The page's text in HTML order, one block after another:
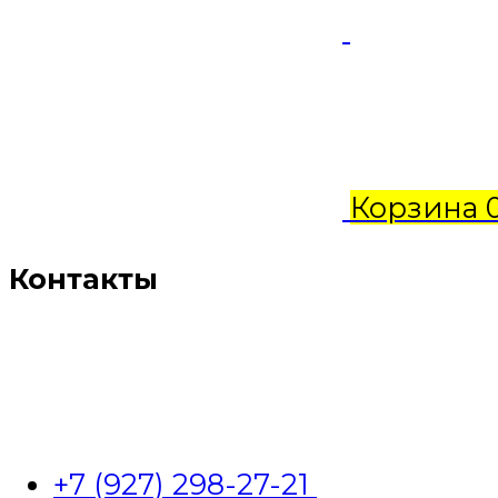
Корзина
Контакты
+7 (927) 298-27-21